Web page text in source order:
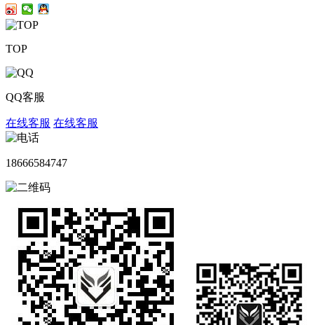
TOP
QQ客服
在线客服 在线客服
18666584747